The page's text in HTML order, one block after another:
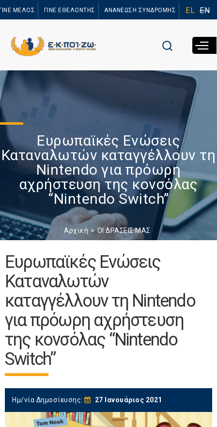
προς το
ΜΕΛΟΣ ΓΙΝΕ ΕΘΕΛΟΝΤΗΣ ΑΝΑΝΕΩΣΗ ΣΥΝΔΡΟΜΗΣ EL EN
Ευρωπαϊκές Ενώσεις
Καταναλωτών καταγγέλλουν τη
Nintendo για πρόωρη
αχρήστευση της κονσόλας
“Nintendo Switch”
Αρχική ΟΙ ΔΡΑΣΕΙΣ ΜΑΣ
Ευρωπαϊκές Ενώσεις
Καταναλωτών
καταγγέλλουν τη Nintendo
για πρόωρη αχρήστευση
της κονσόλας “Nintendo
Switch”
Ημ/νία Δημοσίευσης: 27 Ιανουάριος 2021